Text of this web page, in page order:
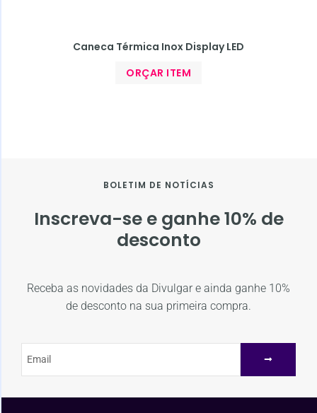
Caneca Térmica Inox Display LED
ORÇAR ITEM
BOLETIM DE NOTÍCIAS
Inscreva-se e ganhe 10% de
desconto
Receba as novidades da Divulgar e ainda ganhe 10%
de desconto na sua primeira compra.